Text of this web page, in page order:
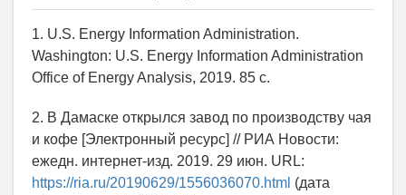
1. U.S. Energy Information Administration.
Washington: U.S. Energy Information Administration
Office of Energy Analysis, 2019. 85 с.
2. В Дамаске открылся завод по производству чая
и кофе [Электронный ресурс] // РИА Новости:
ежедн. интернет-изд. 2019. 29 июн. URL:
https://ria.ru/20190629/1556036070.html (дата